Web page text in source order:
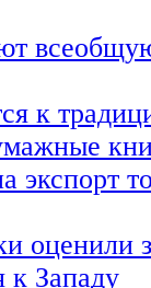
к
экспорт
оценили
к Западу